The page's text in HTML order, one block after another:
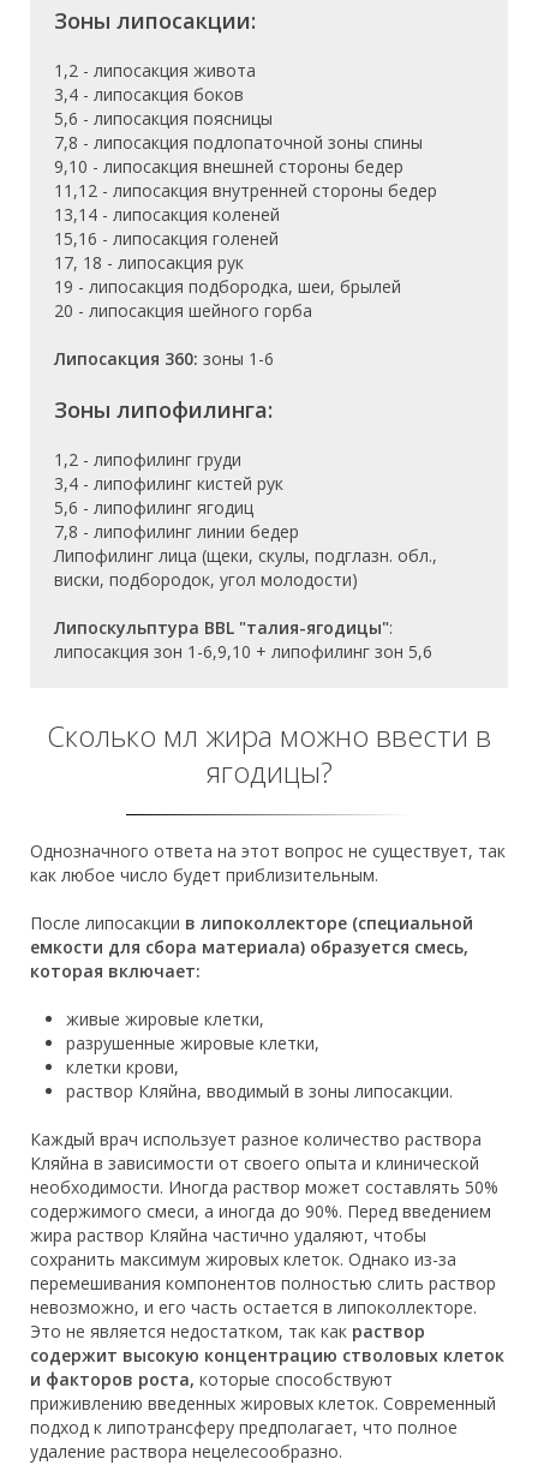
Зоны липосакции:
1,2 - липосакция живота
3,4 - липосакция боков
5,6 - липосакция поясницы
7,8 - липосакция подлопаточной зоны спины
9,10 - липосакция внешней стороны бедер
11,12 - липосакция внутренней стороны бедер
13,14 - липосакция коленей
15,16 - липосакция голеней
17, 18 - липосакция рук
19 - липосакция подбородка, шеи, брылей
20 - липосакция шейного горба
Липосакция 360: зоны 1-6
Зоны липофилинга:
1,2 - липофилинг груди
3,4 - липофилинг кистей рук
5,6 - липофилинг ягодиц
7,8 - липофилинг линии бедер
Липофилинг лица (щеки, скулы, подглазн. обл.,
виски, подбородок, угол молодости)
Липоскульптура BBL "талия-ягодицы":
липосакция зон 1-6,9,10 + липофилинг зон 5,6
Сколько мл жира можно ввести в
ягодицы?
Однозначного ответа на этот вопрос не существует, так
как любое число будет приблизительным.
После липосакции в липоколлекторе (специальной
емкости для сбора материала) образуется смесь,
которая включает:
живые жировые клетки,
разрушенные жировые клетки,
клетки крови,
раствор Кляйна, вводимый в зоны липосакции.
Каждый врач использует разное количество раствора
Кляйна в зависимости от своего опыта и клинической
необходимости. Иногда раствор может составлять 50%
содержимого смеси, а иногда до 90%. Перед введением
жира раствор Кляйна частично удаляют, чтобы
сохранить максимум жировых клеток. Однако из-за
перемешивания компонентов полностью слить раствор
невозможно, и его часть остается в липоколлекторе.
Это не является недостатком, так как раствор
содержит высокую концентрацию стволовых клеток
и факторов роста, которые способствуют
приживлению введенных жировых клеток. Современный
подход к липотрансферу предполагает, что полное
удаление раствора нецелесообразно.